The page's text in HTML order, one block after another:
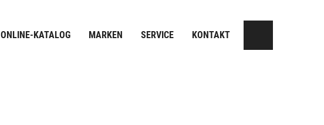
ONLINE-KATALOG MARKEN SERVICE KONTAKT